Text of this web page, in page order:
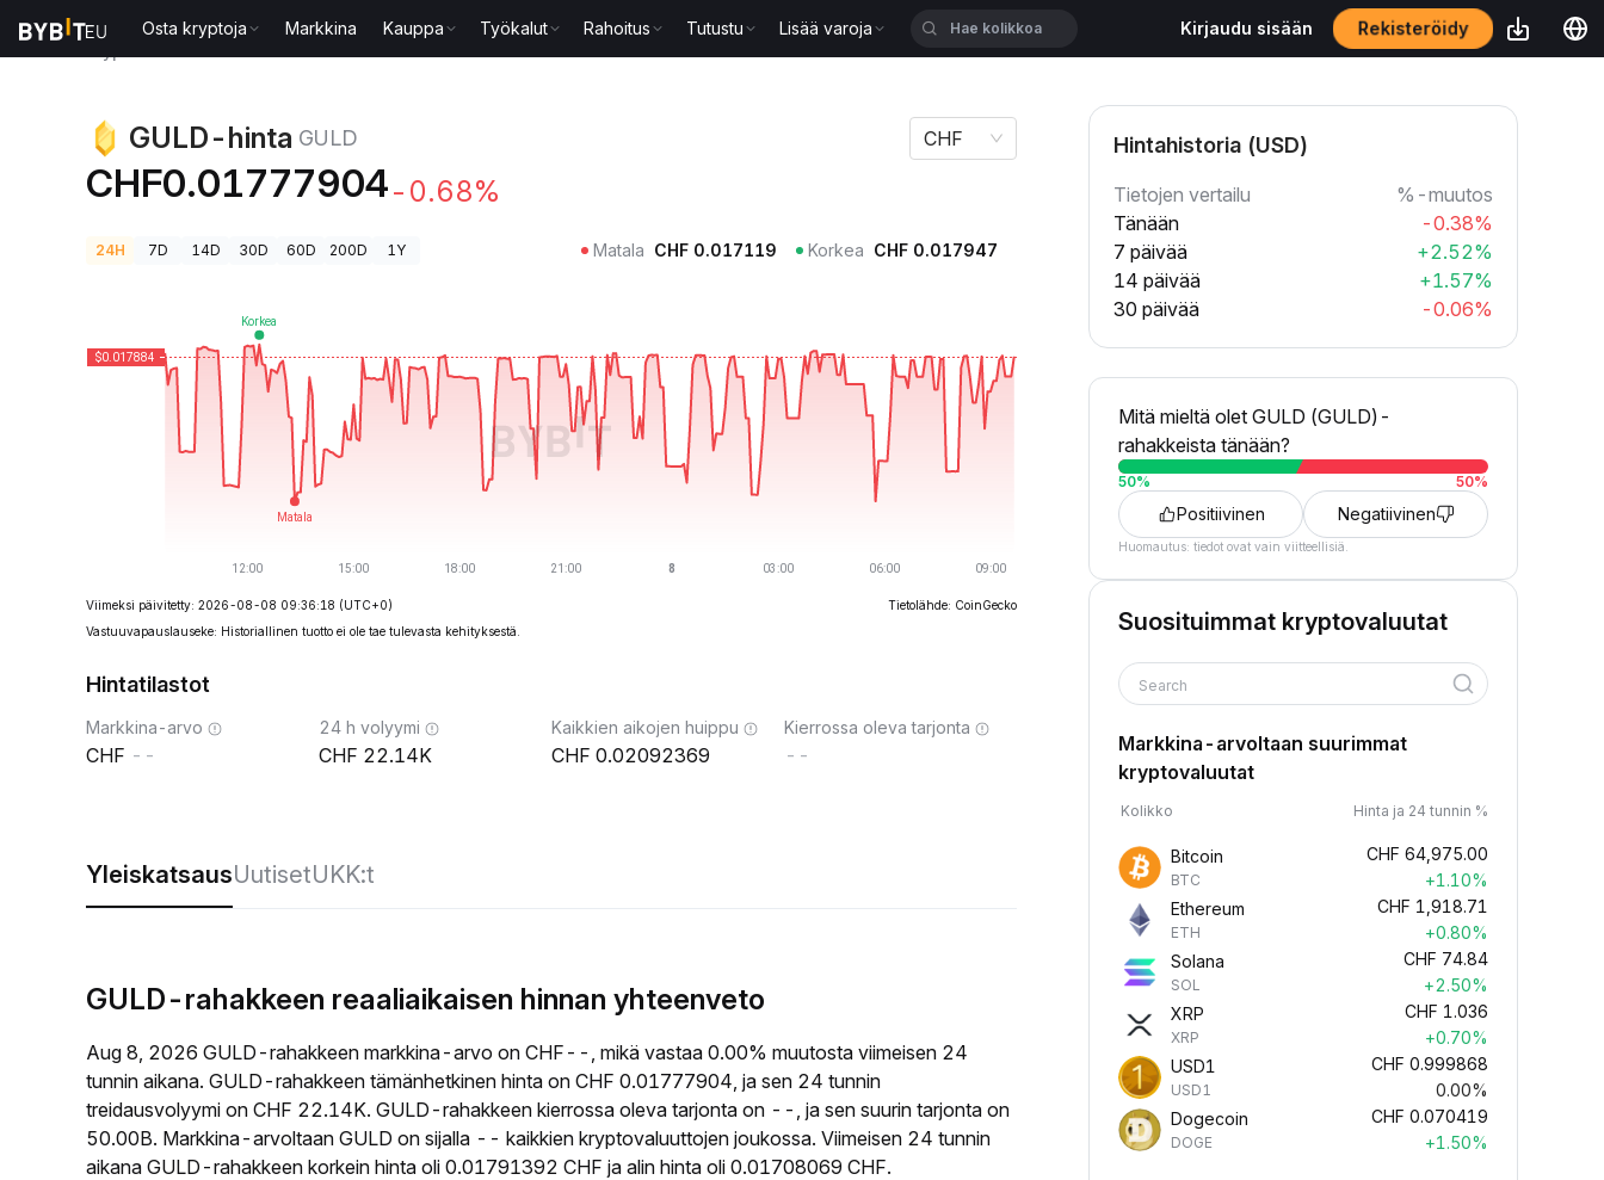
Osta kryptoja Markkina Kauppa Työkalut Rahoitus Tutustu Lisää varoja Kirjaudu sisään Rekisteröidy
GULD-hinta GULD
CHF0.01777904-0.68%
CHF
24H 7D 14D 30D 60D 200D 1Y Matala CHF 0.017119 Korkea CHF 0.017947
Viimeksi päivitetty: 2026-08-08 09:36:18 (UTC+0)
Tietolähde: CoinGecko
Vastuuvapauslauseke: Historiallinen tuotto ei ole tae tulevasta kehityksestä.
Hintatilastot
Markkina-arvo
--
24 h volyymi
22.14K
Kaikkien aikojen huippu
0.02092369
Kierrossa oleva tarjonta
--
YleiskatsausUutisetUKK:t
GULD-rahakkeen reaaliaikaisen hinnan yhteenveto
Aug 8, 2026 GULD-rahakkeen markkina-arvo on CHF--, mikä vastaa 0.00% muutosta viimeisen 24
tunnin aikana. GULD-rahakkeen tämänhetkinen hinta on CHF 0.01777904, ja sen 24 tunnin
treidausvolyymi on CHF 22.14K. GULD-rahakkeen kierrossa oleva tarjonta on --, ja sen suurin tarjonta on
50.00B. Markkina-arvoltaan GULD on sijalla -- kaikkien kryptovaluuttojen joukossa. Viimeisen 24 tunnin
aikana GULD-rahakkeen korkein hinta oli 0.01791392 CHF ja alin hinta oli 0.01708069 CHF.
Hintahistoria (USD)
Tietojen vertailu
%-muutos
Tänään
-0.38%
7 päivää
+2.52%
14 päivää
+1.57%
30 päivää
-0.06%
Mitä mieltä olet GULD (GULD)-
rahakkeista tänään?
50% 50%
Positiivinen Negatiivinen
Huomautus: tiedot ovat vain viitteellisiä.
Suosituimmat kryptovaluutat
Search
Markkina-arvoltaan suurimmat
kryptovaluutat
Kolikko Hinta ja 24 tunnin %
Bitcoin
BTC
CHF 64,975.00
+1.10%
Ethereum
ETH
CHF 1,918.71
+0.80%
Solana
SOL
CHF 74.84
+2.50%
XRP
XRP
CHF 1.036
+0.70%
USD1
USD1
CHF 0.999868
0.00%
Dogecoin
DOGE
CHF 0.070419
+1.50%